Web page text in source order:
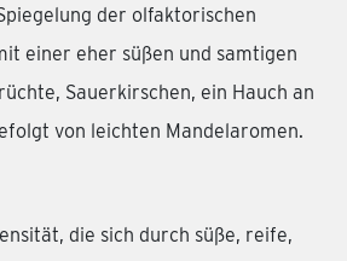
der olfaktorischen
einer eher süßen und samtigen
Sauerkirschen, ein Hauch an
von leichten Mandelaromen.
die sich durch süße, reife,